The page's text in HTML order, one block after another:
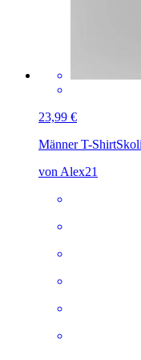
23,99 €
Männer T-Shirt
von Alex21